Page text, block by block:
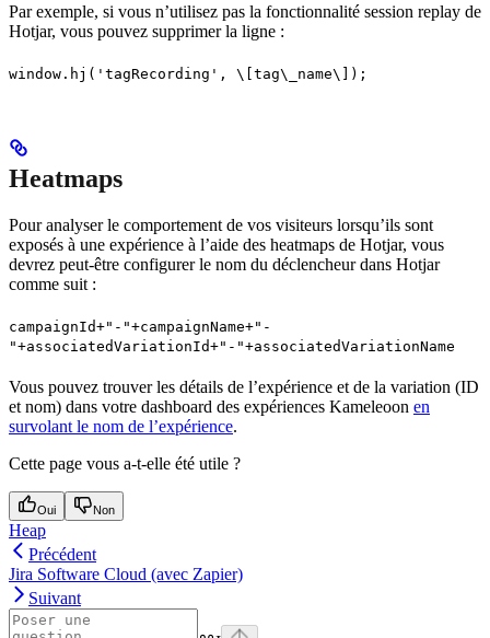
Par exemple, si vous n’utilisez pas la fonctionnalité session replay de
Hotjar, vous pouvez supprimer la ligne :
window.hj('tagRecording', \[tag\_name\]);
Heatmaps
Pour analyser le comportement de vos visiteurs lorsqu’ils sont
exposés à une expérience à l’aide des heatmaps de Hotjar, vous
devrez peut-être configurer le nom du déclencheur dans Hotjar
comme suit :
campaignId+"-"+campaignName+"-
"+associatedVariationId+"-"+associatedVariationName
Vous pouvez trouver les détails de l’expérience et de la variation (ID
et nom) dans votre dashboard des expériences Kameleoon en
survolant le nom de l’expérience.
Cette page vous a-t-elle été utile ?
Oui Non
Heap
Précédent
Jira Software Cloud (avec Zapier)
Suivant